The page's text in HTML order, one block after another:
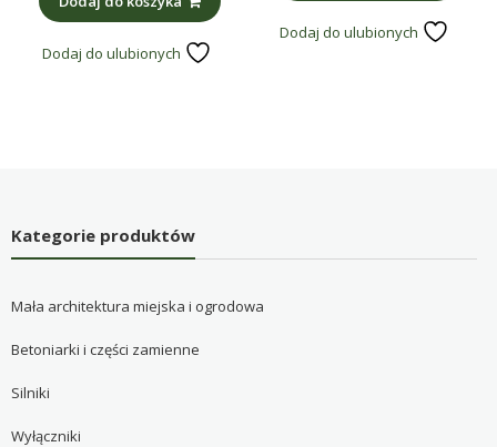
Dodaj do ulubionych
Dodaj do ulubionych
Kategorie produktów
Mała architektura miejska i ogrodowa
Betoniarki i części zamienne
Silniki
Wyłączniki